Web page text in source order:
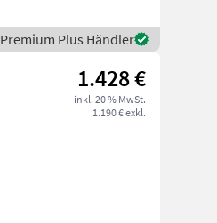
Premium Plus Händler
1.428 €
inkl. 20 % MwSt.
1.190 € exkl.